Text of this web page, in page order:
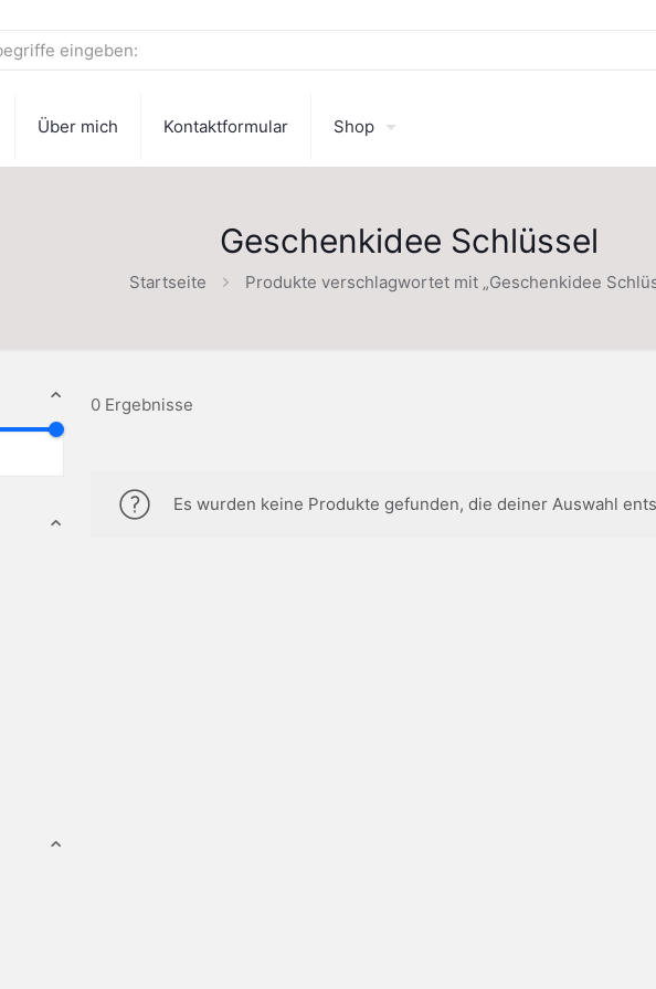
Über mich Kontaktformular Shop
Geschenkidee Schlüssel
Startseite Produkte verschlagwortet mit „Geschenkidee
0 Ergebnisse
Es wurden keine Produkte gefunden, die deiner Auswahl